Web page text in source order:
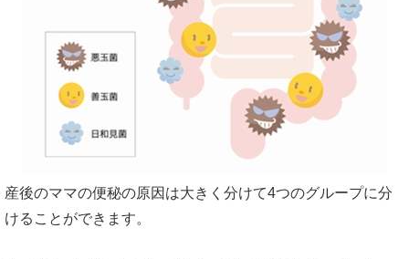
産後のママの便秘の原因は大きく分けて4つのグループに分
けることができます。